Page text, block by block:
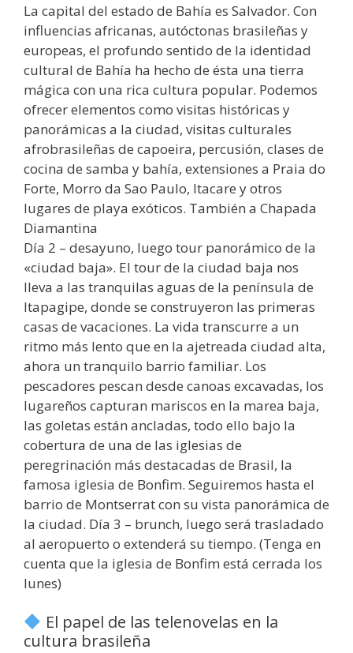
La capital del estado de Bahía es Salvador. Con
influencias africanas, autóctonas brasileñas y
europeas, el profundo sentido de la identidad
cultural de Bahía ha hecho de ésta una tierra
mágica con una rica cultura popular. Podemos
ofrecer elementos como visitas históricas y
panorámicas a la ciudad, visitas culturales
afrobrasileñas de capoeira, percusión, clases de
cocina de samba y bahía, extensiones a Praia do
Forte, Morro da Sao Paulo, Itacare y otros
lugares de playa exóticos. También a Chapada
Diamantina
Día 2 – desayuno, luego tour panorámico de la
«ciudad baja». El tour de la ciudad baja nos
lleva a las tranquilas aguas de la península de
Itapagipe, donde se construyeron las primeras
casas de vacaciones. La vida transcurre a un
ritmo más lento que en la ajetreada ciudad alta,
ahora un tranquilo barrio familiar. Los
pescadores pescan desde canoas excavadas, los
lugareños capturan mariscos en la marea baja,
las goletas están ancladas, todo ello bajo la
cobertura de una de las iglesias de
peregrinación más destacadas de Brasil, la
famosa iglesia de Bonfim. Seguiremos hasta el
barrio de Montserrat con su vista panorámica de
la ciudad. Día 3 – brunch, luego será trasladado
al aeropuerto o extenderá su tiempo. (Tenga en
cuenta que la iglesia de Bonfim está cerrada los
lunes)
El papel de las telenovelas en la
cultura brasileña